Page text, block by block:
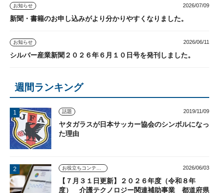
お知らせ 2026/07/09
新聞・書籍のお申し込みがより分かりやすくなりました。
お知らせ 2026/06/11
シルバー産業新聞２０２６年６月１０日号を発刊しました。
週間ランキング
話題 2019/11/09
ヤタガラスが日本サッカー協会のシンボルになっ
た理由
お役立ちコンテンツ 2026/06/03
【７月３１日更新】２０２６年度（令和８年
度） 介護テクノロジー関連補助事業 都道府県